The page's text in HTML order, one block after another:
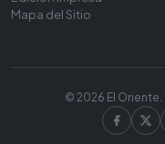
Mapa del Sitio
© 2026 El